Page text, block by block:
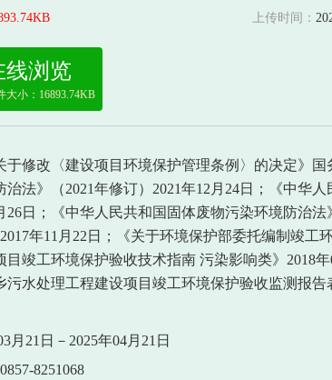
上传时间：
线浏览
大小：16893.74KB
于修改〈建设项目环境保护管理条例〉的决定》国
治法》（2021年修订）2021年12月24日；《中华
26日；《中华人民共和国固体废物污染环境防治
2017年11月22日；《关于环境保护部委托编制竣
目竣工环境保护验收技术指南 污染影响类》2018
污水处理工程建设项目竣工环境保护验收监测报告
月21日－2025年04月21日
0857-8251068